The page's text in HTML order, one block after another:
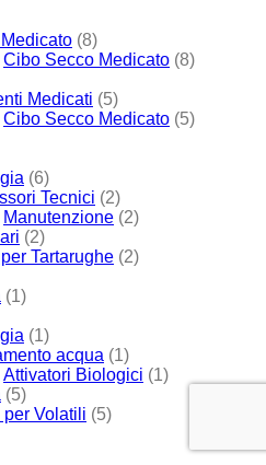
(8)
Cibo Secco Medicato (8)
Medicati (5)
Cibo Secco Medicato (5)
(6)
Tecnici (2)
Manutenzione (2)
(2)
Tartarughe (2)
(1)
(1)
acqua (1)
Attivatori Biologici (1)
(5)
per Volatili (5)